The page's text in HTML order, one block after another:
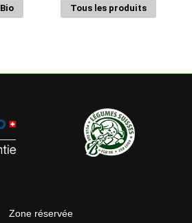
Bio Tous les produits
Zone réservée